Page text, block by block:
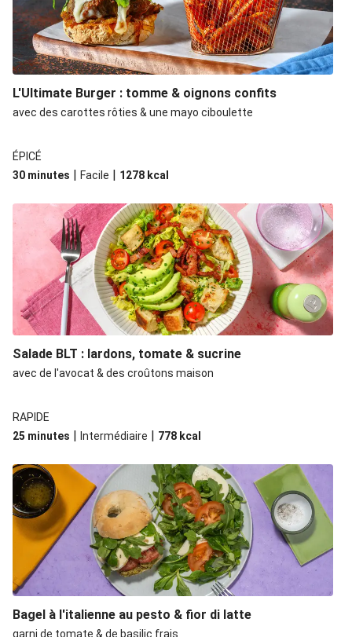
L'Ultimate Burger : tomme & oignons confits
avec des carottes rôties & une mayo ciboulette
ÉPICÉ
30 minutes | Facile | 1278 kcal
Salade BLT : lardons, tomate & sucrine
avec de l'avocat & des croûtons maison
RAPIDE
25 minutes | Intermédiaire | 778 kcal
Bagel à l'italienne au pesto & fior di latte
garni de tomate & de basilic frais